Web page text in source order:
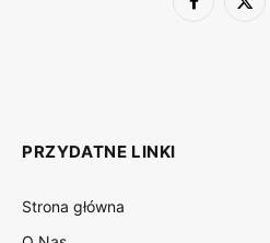
Facebook
X
PRZYDATNE LINKI
Strona główna